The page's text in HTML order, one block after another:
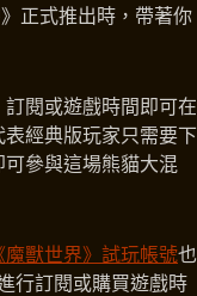
正式推出時，帶著你
訂閱或遊戲時間即可在
經典版玩家只需要下
可參與這場熊貓大混
魔獸世界》試玩帳號也
行訂閱或購買遊戲時